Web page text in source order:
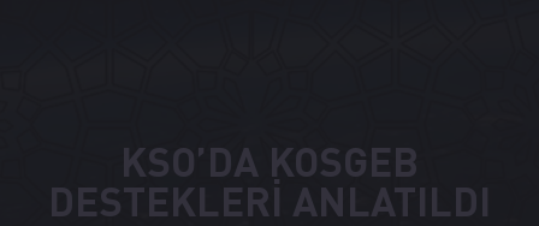
KSO’DA KOSGEB
DESTEKLERİ ANLATILDI